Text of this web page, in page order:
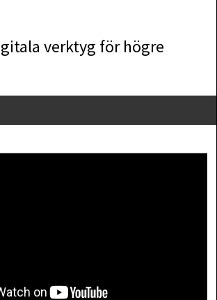
verktyg för högre